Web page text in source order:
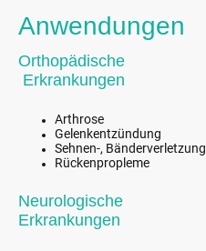
Anwendungen
Orthopädische
Erkrankungen
Arthrose
Gelenkentzündung
Sehnen-, Bänderverletzung
Rückenpropleme
Neurologische
Erkrankungen